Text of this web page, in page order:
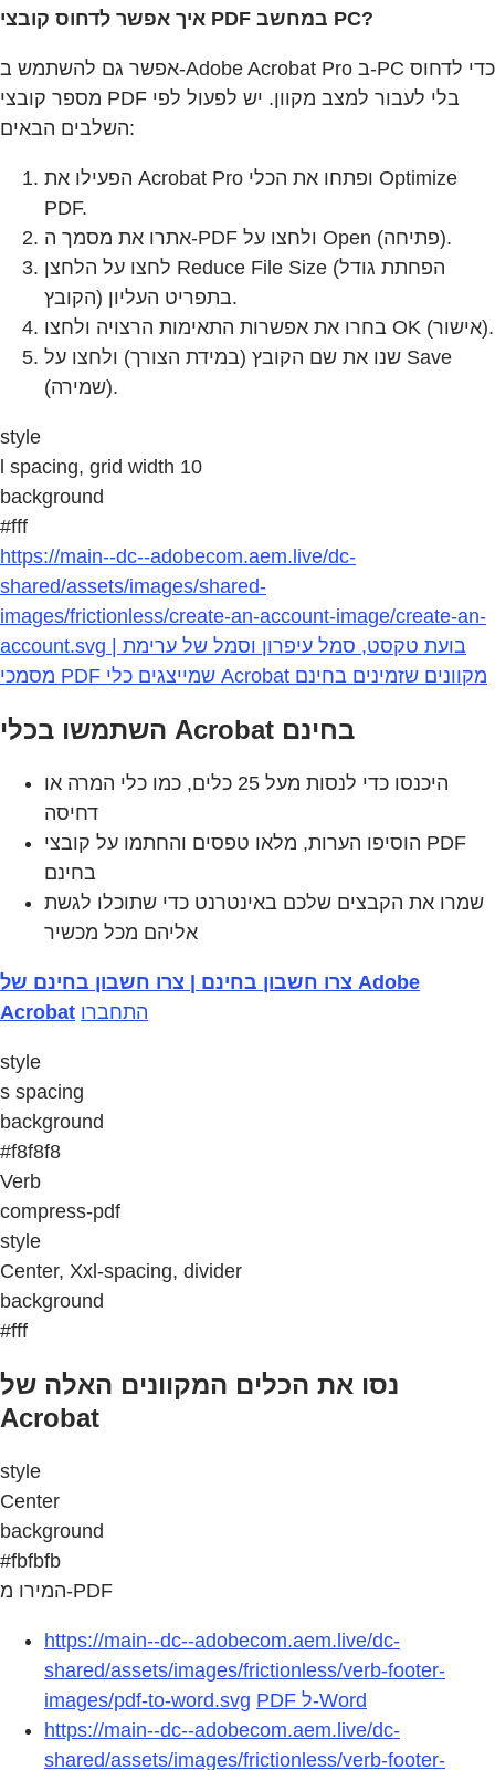
איך אפשר לדחוס קובצי PDF במחשב PC?
אפשר גם להשתמש ב‑Adobe Acrobat Pro ב‑PC כדי לדחוס
מספר קובצי PDF בלי לעבור למצב מקוון. יש לפעול לפי
השלבים הבאים:
הפעילו את Acrobat Pro ופתחו את הכלי Optimize
PDF.
אתרו את מסמך ה‑PDF ולחצו על Open (פתיחה).
לחצו על הלחצן Reduce File Size (הפחתת גודל
הקובץ) בתפריט העליון.
בחרו את אפשרות התאימות הרצויה ולחצו OK (אישור).
שנו את שם הקובץ (במידת הצורך) ולחצו על Save
(שמירה).
style
l spacing, grid width 10
background
#fff
https://main--dc--adobecom.aem.live/dc-
shared/assets/images/shared-
images/frictionless/create-an-account-image/create-an-
account.svg | בועת טקסט, סמל עיפרון וסמל של ערימת
מסמכי PDF שמייצגים כלי Acrobat מקוונים שזמינים בחינם
השתמשו בכלי Acrobat בחינם
היכנסו כדי לנסות מעל 25 כלים, כמו כלי המרה או
דחיסה
הוסיפו הערות, מלאו טפסים והחתמו על קובצי PDF
בחינם
שמרו את הקבצים שלכם באינטרנט כדי שתוכלו לגשת
אליהם מכל מכשיר
צרו חשבון בחינם | צרו חשבון בחינם של Adobe
Acrobat התחברו
style
s spacing
background
#f8f8f8
Verb
compress-pdf
style
Center, Xxl-spacing, divider
background
#fff
נסו את הכלים המקוונים האלה של
Acrobat
style
Center
background
#fbfbfb
המירו מ-PDF
https://main--dc--adobecom.aem.live/dc-
shared/assets/images/frictionless/verb-footer-
images/pdf-to-word.svg
PDF ל-Word
https://main--dc--adobecom.aem.live/dc-
shared/assets/images/frictionless/verb-footer-